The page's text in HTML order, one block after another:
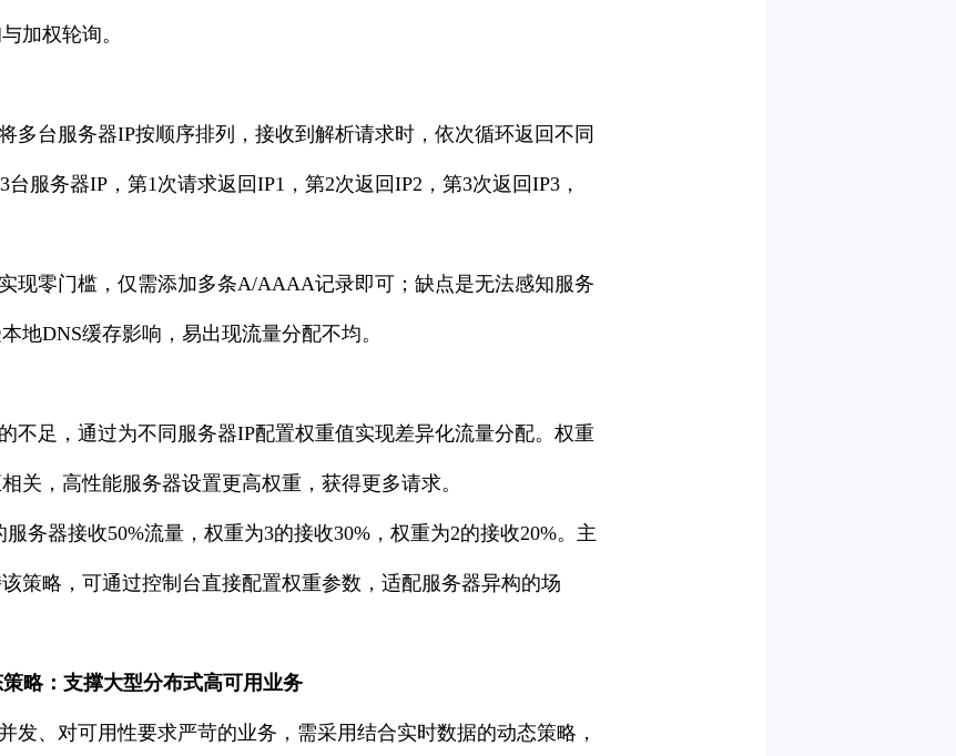
加权轮询。
多台服务器IP按顺序排列，接收到解析请求时，依次循环返回不同
服务器IP，第1次请求返回IP1，第2次返回IP2，第3次返回IP3，
现零门槛，仅需添加多条A/AAAA记录即可；缺点是无法感知服务
地DNS缓存影响，易出现流量分配不均。
不足，通过为不同服务器IP配置权重值实现差异化流量分配。权重
关，高性能服务器设置更高权重，获得更多请求。
务器接收50%流量，权重为3的接收30%，权重为2的接收20%。主
策略，可通过控制台直接配置权重参数，适配服务器异构的场
策略：支撑大型分布式高可用业务
发、对可用性要求严苛的业务，需采用结合实时数据的动态策略，